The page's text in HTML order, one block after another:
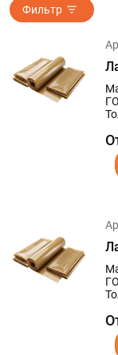
Фильтр